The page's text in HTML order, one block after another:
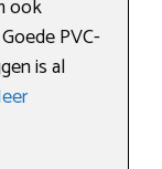
ook
PVC-
is al